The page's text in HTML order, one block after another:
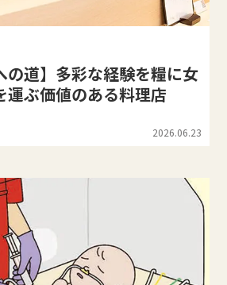
の道】多彩な経験を糧に女
運ぶ価値のある料理店
2026.06.23